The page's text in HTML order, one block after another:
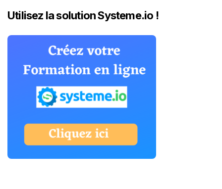
Utilisez la solution Systeme.io !